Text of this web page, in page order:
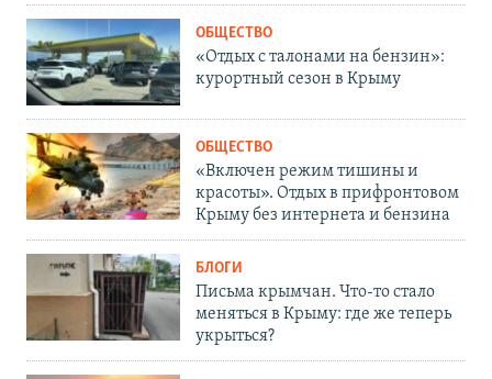
ОБЩЕСТВО
«Отдых с талонами на бензин»:
курортный сезон в Крыму
ОБЩЕСТВО
«Включен режим тишины и
красоты». Отдых в прифронтовом
Крыму без интернета и бензина
БЛОГИ
Письма крымчан. Что-то стало
меняться в Крыму: где же теперь
укрыться?